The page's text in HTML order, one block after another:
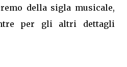
della sigla musicale,
per gli altri dettagli